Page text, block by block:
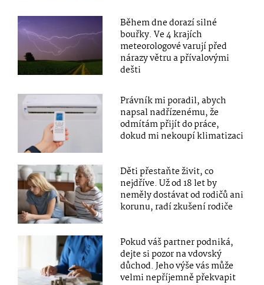
Během dne dorazí silné
bouřky. Ve 4 krajích
meteorologové varují před
nárazy větru a přívalovými
dešti
Právník mi poradil, abych
napsal nadřízenému, že
odmítám přijít do práce,
dokud mi nekoupí klimatizaci
Děti přestaňte živit, co
nejdříve. Už od 18 let by
neměly dostávat od rodičů ani
korunu, radí zkušení rodiče
Pokud váš partner podniká,
dejte si pozor na vdovský
důchod. Jeho výše vás může
velmi nepříjemně překvapit